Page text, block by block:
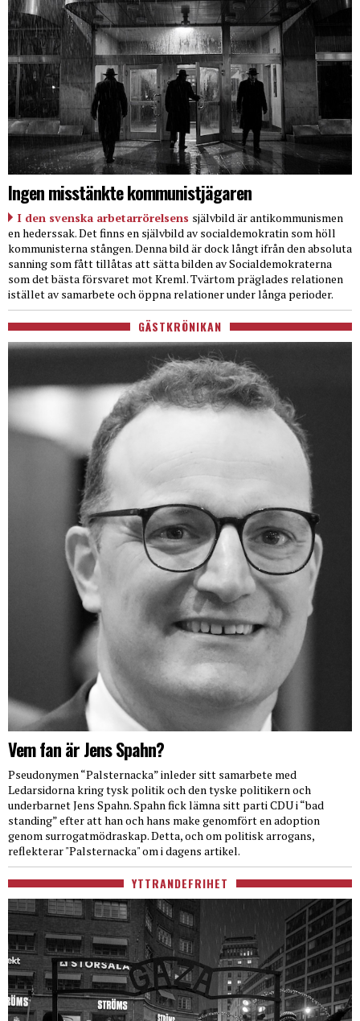
Ingen misstänkte kommunistjägaren
I den svenska arbetarrörelsens självbild är antikommunismen
en hederssak. Det finns en självbild av socialdemokratin som höll
kommunisterna stången. Denna bild är dock långt ifrån den absoluta
sanning som fått tillåtas att sätta bilden av Socialdemokraterna
som det bästa försvaret mot Kreml. Tvärtom präglades relationen
istället av samarbete och öppna relationer under långa perioder.
GÄSTKRÖNIKAN
Vem fan är Jens Spahn?
Pseudonymen “Palsternacka” inleder sitt samarbete med
Ledarsidorna kring tysk politik och den tyske politikern och
underbarnet Jens Spahn. Spahn fick lämna sitt parti CDU i “bad
standing” efter att han och hans make genomfört en adoption
genom surrogatmödraskap. Detta, och om politisk arrogans,
reflekterar "Palsternacka" om i dagens artikel.
YTTRANDEFRIHET